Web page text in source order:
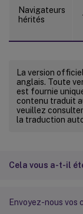
Navigateurs
hérités
La version
anglais. Toute
est fournie
contenu traduit
veuillez
la traduction
Cela vous a-t-il
Envoyez-nous vos